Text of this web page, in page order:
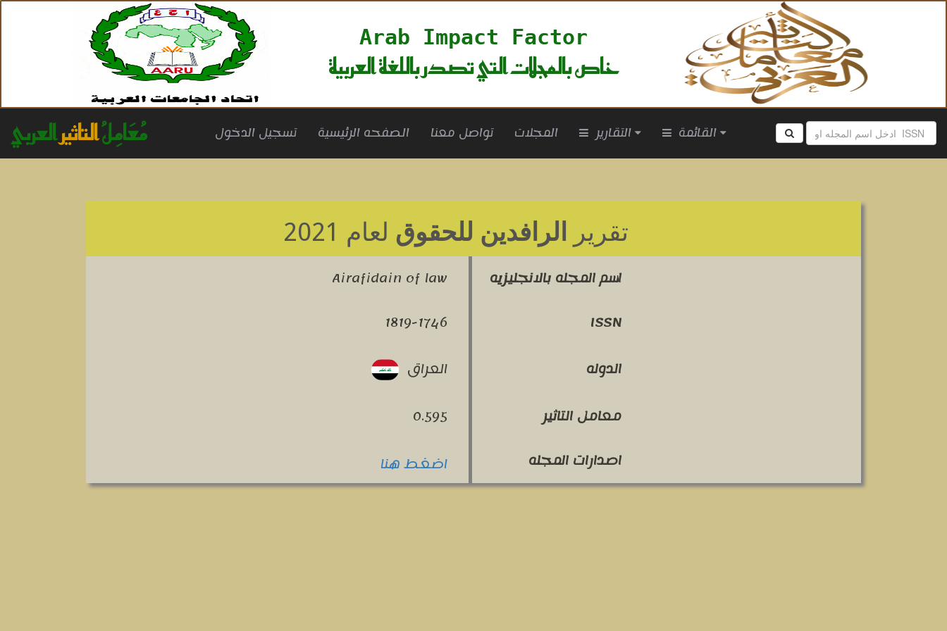
Arab Impact Factor
خاص بالمجلات التي تصدر باللغة العربية
مُعَامِلُالتاثيرالعربي تسجيل الدخول الصفحه الرئيسية تواصل معنا المجلات التقارير القائمة
تقرير الرافدين للحقوق لعام 2021
اسم المجله بالانجليزيه
Airafidain of law
ISSN
1819-1746
الدوله
العراق
معامل التاثير
0.595
اصدارات المجله
اضغط هنا